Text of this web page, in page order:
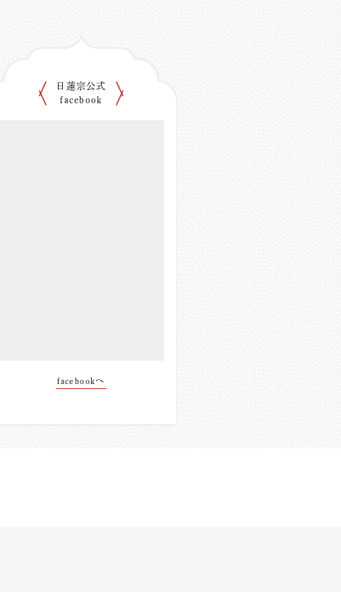
日蓮宗公式
facebook
facebookへ